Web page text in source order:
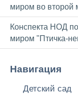
миром во второй
Конспекта НОД
миром "Птичка-
Навигация
Детский сад